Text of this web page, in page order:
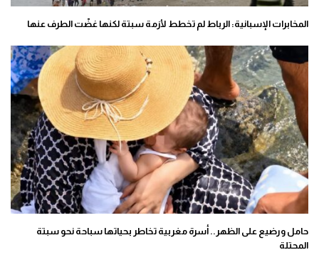
المخابرات الإسبانية: الرباط لم تخطط لأزمة سبتة لكنها غضّت الطرف عنها
حامل ورضيع على الظهر.. أسرة مغربية تخاطر بحياتها سباحة نحو سبتة
المحتلة